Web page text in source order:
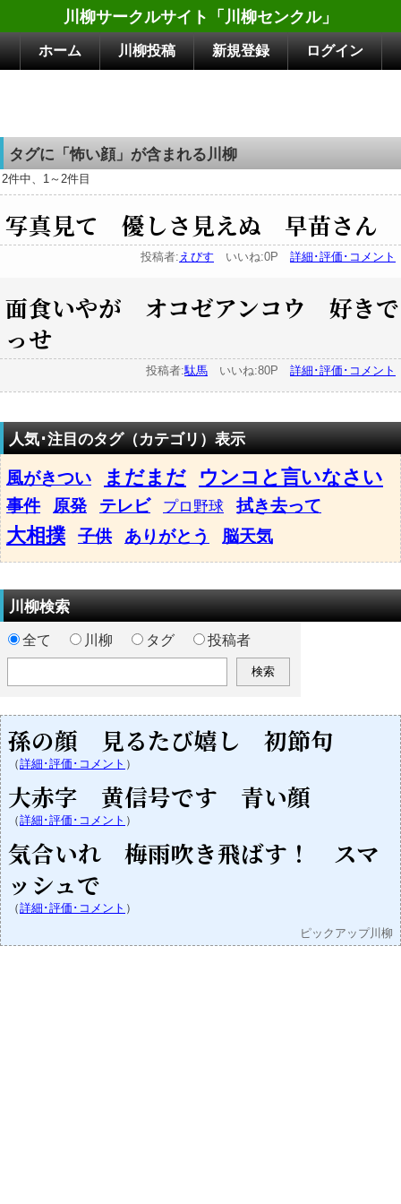
川柳サークルサイト「川柳センクル」
ホーム 川柳投稿 新規登録 ログイン
タグに「怖い顔」が含まれる川柳
2件中、1～2件目
写真見て 優しさ見えぬ 早苗さん
投稿者: えびす いいね:0P 詳細･評価･コメント
面食いやが オコゼアンコウ 好きで
っせ
投稿者:駄馬 いいね:80P 詳細･評価･コメント
人気･注目のタグ（カテゴリ）表示
風がきつい まだまだ ウンコと言いなさい
事件 原発 テレビ プロ野球 拭き去って
大相撲 子供 ありがとう 脳天気
川柳検索
全て 川柳 タグ 投稿者
孫の顔 見るたび嬉し 初節句
（詳細･評価･コメント ）
大赤字 黄信号です 青い顔
（詳細･評価･コメント ）
気合いれ 梅雨吹き飛ばす！ スマ
ッシュで
（詳細･評価･コメント ）
ピックアップ川柳